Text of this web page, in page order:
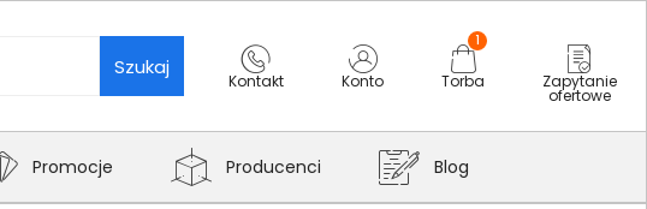
Szukaj
Kontakt Konto
1
Torba Zapytanie
ofertowe
Promocje Producenci Blog